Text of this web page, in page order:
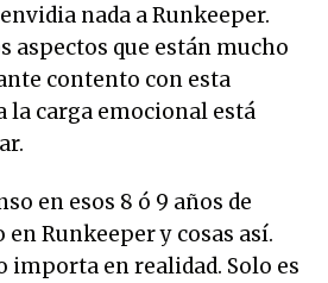
nada a Runkeeper.
aspectos que están mucho
contento con esta
la carga emocional está
en esos 8 ó 9 años de
en Runkeeper y cosas así.
importa en realidad. Solo es